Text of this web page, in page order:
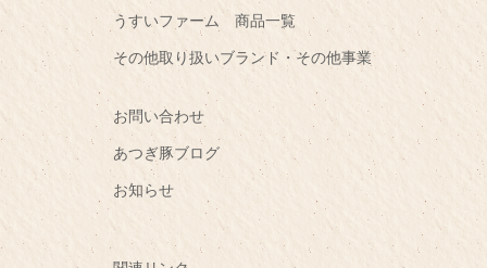
うすいファーム 商品一覧
その他取り扱いブランド・その他事業
お問い合わせ
あつぎ豚ブログ
お知らせ